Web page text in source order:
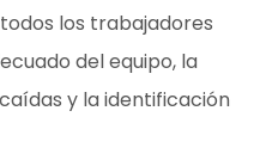
los trabajadores
del equipo, la
y la identificación